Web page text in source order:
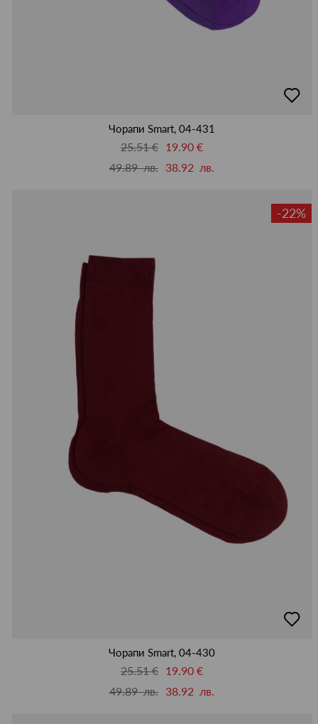
в
Чорапи Smart, 04-431
25.51 € 19.90 €
49.89 лв. 38.92 лв.
-22%
в
Чорапи Smart, 04-430
25.51 € 19.90 €
49.89 лв. 38.92 лв.